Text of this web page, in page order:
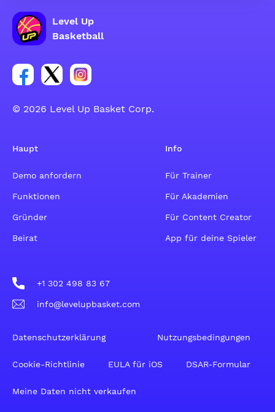
Level Up
Basketball
Link zur Facebook-Gruppe
Link zum Tweeter-Account
Link zum Instagram-Account
© 2026 Level Up Basket Corp.
Haupt
Demo anfordern
Funktionen
Gründer
Beirat
Info
Für Trainer
Für Akademien
Für Content Creator
App für deine Spieler
+1 302 498 83 67
info@levelupbasket.com
Datenschutzerklärung Nutzungsbedingungen
Cookie-Richtlinie EULA für iOS DSAR-Formular
Meine Daten nicht verkaufen